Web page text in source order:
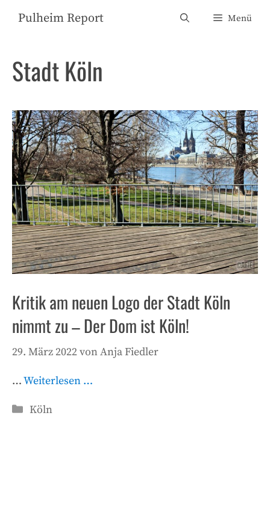
InhaltPulheim Report Menü
Stadt Köln
Kritik am neuen Logo der Stadt Köln
nimmt zu – Der Dom ist Köln!
29. März 2022vonAnja Fiedler
…Weiterlesen …
Kategorien
Köln